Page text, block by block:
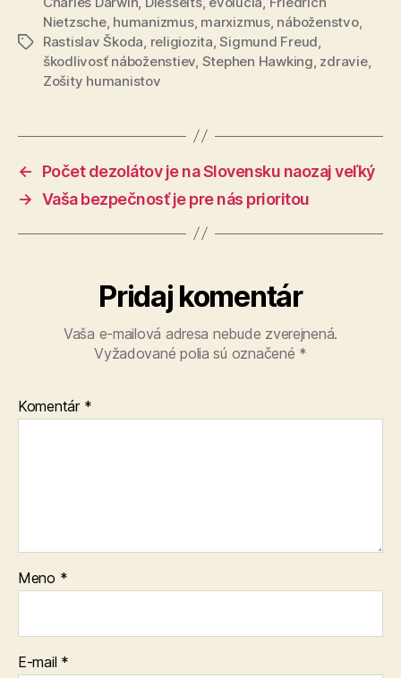
Značky
Nietzsche, humanizmus, marxizmus, náboženstvo,
Rastislav Škoda religiozita ,Sigmund Freud
škodlivosť náboženstiev Stephen Hawking zdravie,
Zošity humanistov
←
Počet dezolátov je na Slovensku naozaj veľký
→ Vaša bezpečnosť je pre nás prioritou
Pridaj komentár
Vaša e-mailová adresa nebude zverejnená.
Vyžadované polia sú označené *
Komentár *
Meno *
E-mail *